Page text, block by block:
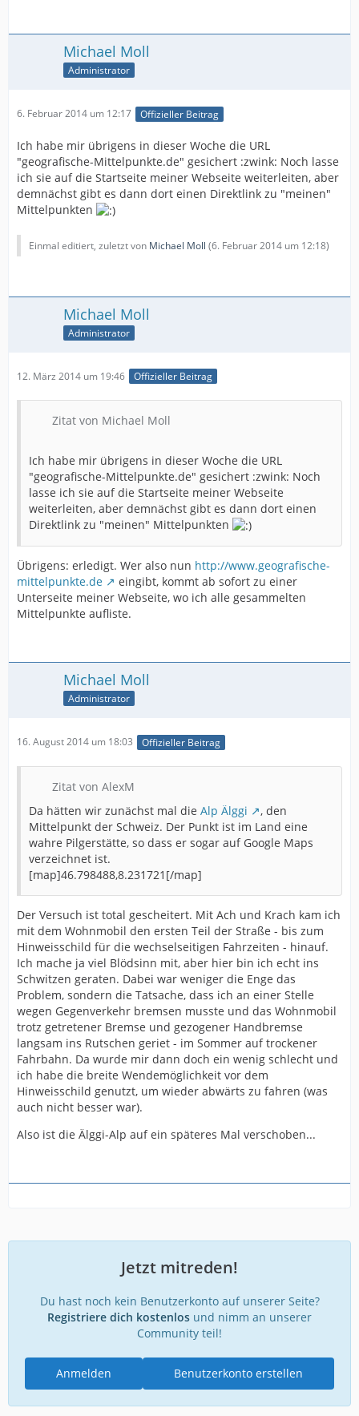
Michael Moll
Administrator
6. Februar 2014 um 12:17 Offizieller Beitrag
Ich habe mir übrigens in dieser Woche die URL
"geografische-Mittelpunkte.de" gesichert :zwink: Noch lasse
ich sie auf die Startseite meiner Webseite weiterleiten, aber
demnächst gibt es dann dort einen Direktlink zu "meinen"
Mittelpunkten
Einmal editiert, zuletzt von Michael Moll (6. Februar 2014 um 12:18)
Michael Moll
Administrator
12. März 2014 um 19:46 Offizieller Beitrag
Zitat von Michael Moll
Ich habe mir übrigens in dieser Woche die URL
"geografische-Mittelpunkte.de" gesichert :zwink: Noch
lasse ich sie auf die Startseite meiner Webseite
weiterleiten, aber demnächst gibt es dann dort einen
Direktlink zu "meinen" Mittelpunkten
Übrigens: erledigt. Wer also nun http://www.geografische-
mittelpunkte.de
eingibt, kommt ab sofort zu einer
Unterseite meiner Webseite, wo ich alle gesammelten
Mittelpunkte aufliste.
Michael Moll
Administrator
16. August 2014 um 18:03 Offizieller Beitrag
Zitat von AlexM
Da hätten wir zunächst mal die Alp Älggi
, den
Mittelpunkt der Schweiz. Der Punkt ist im Land eine
wahre Pilgerstätte, so dass er sogar auf Google Maps
verzeichnet ist.
[map]46.798488,8.231721[/map]
Der Versuch ist total gescheitert. Mit Ach und Krach kam ich
mit dem Wohnmobil den ersten Teil der Straße - bis zum
Hinweisschild für die wechselseitigen Fahrzeiten - hinauf.
Ich mache ja viel Blödsinn mit, aber hier bin ich echt ins
Schwitzen geraten. Dabei war weniger die Enge das
Problem, sondern die Tatsache, dass ich an einer Stelle
wegen Gegenverkehr bremsen musste und das Wohnmobil
trotz getretener Bremse und gezogener Handbremse
langsam ins Rutschen geriet - im Sommer auf trockener
Fahrbahn. Da wurde mir dann doch ein wenig schlecht und
ich habe die breite Wendemöglichkeit vor dem
Hinweisschild genutzt, um wieder abwärts zu fahren (was
auch nicht besser war).
Also ist die Älggi-Alp auf ein späteres Mal verschoben...
Jetzt mitreden!
Du hast noch kein Benutzerkonto auf unserer Seite?
Registriere dich kostenlos und nimm an unserer
Community teil!
Benutzerkonto erstellen
Anmelden